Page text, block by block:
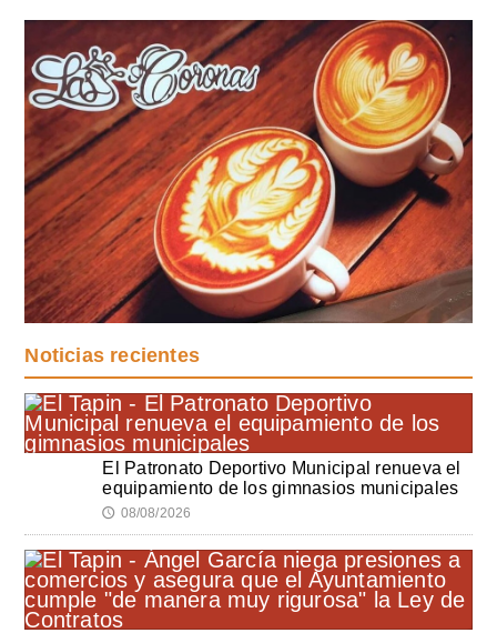
Noticias recientes
El Patronato Deportivo Municipal renueva el
equipamiento de los gimnasios municipales
🕔 08/08/2026